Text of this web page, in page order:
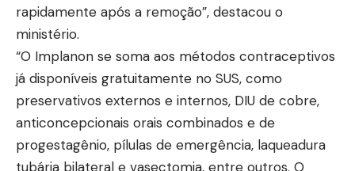
rapidamente após a remoção”, destacou o
ministério.
“O Implanon se soma aos métodos contraceptivos
já disponíveis gratuitamente no SUS, como
preservativos externos e internos, DIU de cobre,
anticoncepcionais orais combinados e de
progestagênio, pílulas de emergência, laqueadura
tubária bilateral e vasectomia, entre outros. O